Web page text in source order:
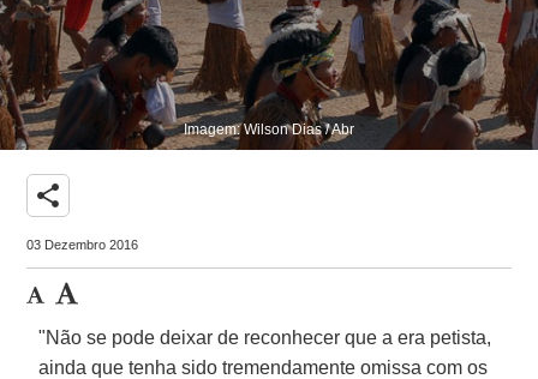
Imagem: Wilson Dias / Abr
share
03 Dezembro 2016
"Não se pode deixar de reconhecer que a era petista,
ainda que tenha sido tremendamente omissa com os